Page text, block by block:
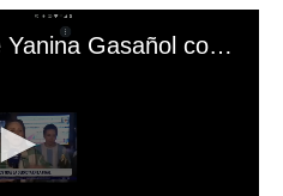
El mal momento de Yanina Gasañol con un hincha argentino en "Subrayado"